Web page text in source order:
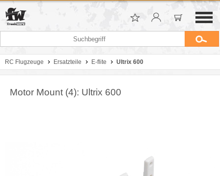
RC Flugzeuge Ersatzteile E-flite Ultrix 600
Motor Mount (4): Ultrix 600